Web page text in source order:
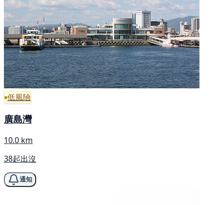
低風險
廣島灣
10.0 km
38起出沒
通知